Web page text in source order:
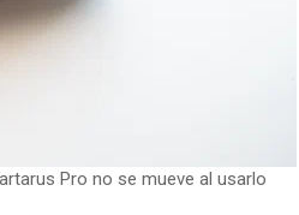
Pro no se mueve al usarlo